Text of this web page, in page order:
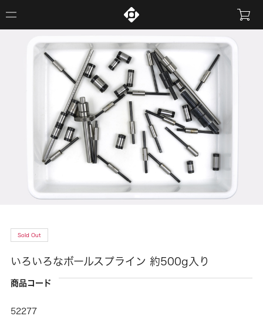
Sold Out
いろいろなボールスプライン 約500g入り
商品コード
52277